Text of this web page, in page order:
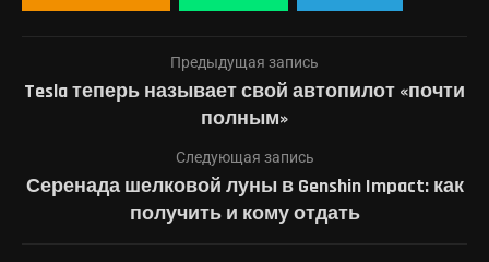
Предыдущая запись
Tesla теперь называет свой автопилот «почти
полным»
Следующая запись
Серенада шелковой луны в Genshin Impact: как
получить и кому отдать